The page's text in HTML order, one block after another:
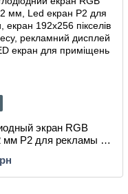
экран RGB
мм P2 для рекламы –